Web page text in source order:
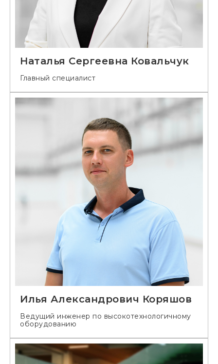
Наталья Сергеевна Ковальчук
Главный специалист
Илья Александрович Коряшов
Ведущий инженер по высокотехнологичному
оборудованию